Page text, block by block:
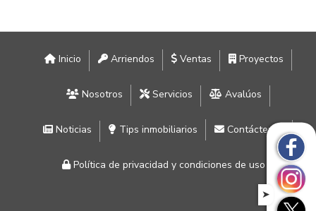
Inicio Arriendos Ventas Proyectos
Nosotros Servicios Avalúos
Noticias Tips inmobiliarios Contáctenos
Política de privacidad y condiciones de uso
➤